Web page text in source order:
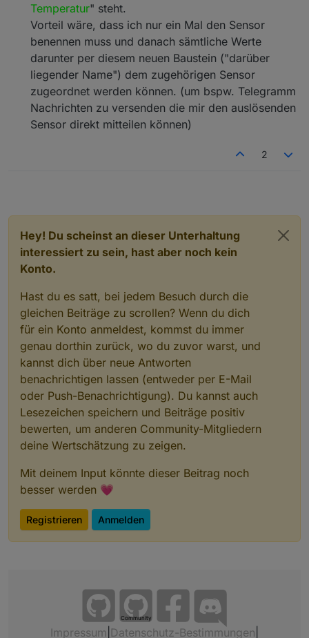
Temperatur" steht.
Vorteil wäre, dass ich nur ein Mal den Sensor
benennen muss und danach sämtliche Werte
darunter per diesem neuen Baustein ("darüber
liegender Name") dem zugehörigen Sensor
zugeordnet werden können. (um bspw. Telegramm
Nachrichten zu versenden die mir den auslösenden
Sensor direkt mitteilen können)
2
Hey! Du scheinst an dieser Unterhaltung
interessiert zu sein, hast aber noch kein
Konto.
Hast du es satt, bei jedem Besuch durch die
gleichen Beiträge zu scrollen? Wenn du dich
für ein Konto anmeldest, kommst du immer
genau dorthin zurück, wo du zuvor warst, und
kannst dich über neue Antworten
benachrichtigen lassen (entweder per E-Mail
oder Push-Benachrichtigung). Du kannst auch
Lesezeichen speichern und Beiträge positiv
bewerten, um anderen Community-Mitgliedern
deine Wertschätzung zu zeigen.
Mit deinem Input könnte dieser Beitrag noch
besser werden 💗
Registrieren Anmelden
Community
Impressum Datenschutz-Bestimmungen